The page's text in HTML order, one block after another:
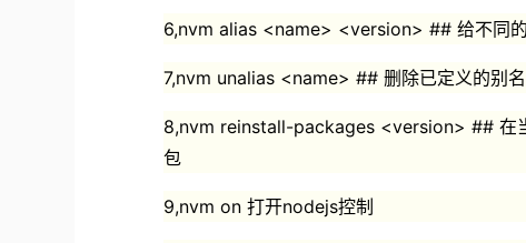
6,nvm alias <name> <version> ## 给不同
7,nvm unalias <name> ## 删除已定义的别名
8,nvm reinstall-packages <version> ## 在
包
9,nvm on 打开nodejs控制